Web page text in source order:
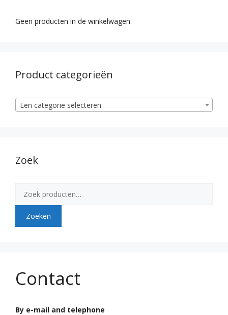
Geen producten in de winkelwagen.
Product categorieën
Een categorie selecteren
Zoek
naar:
Zoeken
Contact
By e-mail and telephone